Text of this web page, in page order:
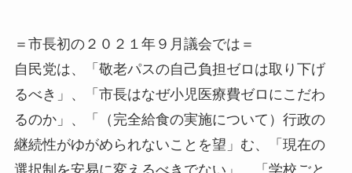
＝市長初の２０２１年９月議会では＝
自民党は、「敬老パスの自己負担ゼロは取り下げ
るべき」、「市長はなぜ小児医療費ゼロにこだわ
るのか」、「（完全給食の実施について）行政の
継続性がゆがめられないことを望」む、「現在の